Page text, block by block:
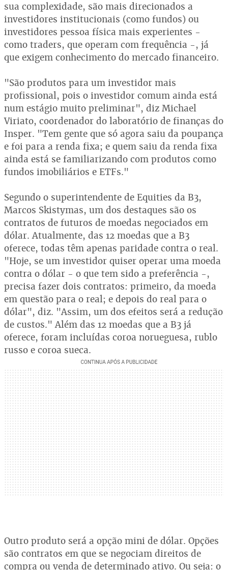
sua complexidade, são mais direcionados a
investidores institucionais (como fundos) ou
investidores pessoa física mais experientes -
como traders, que operam com frequência -, já
que exigem conhecimento do mercado financeiro.
"São produtos para um investidor mais
profissional, pois o investidor comum ainda está
num estágio muito preliminar", diz Michael
Viriato, coordenador do laboratório de finanças do
Insper. "Tem gente que só agora saiu da poupança
e foi para a renda fixa; e quem saiu da renda fixa
ainda está se familiarizando com produtos como
fundos imobiliários e ETFs."
Segundo o superintendente de Equities da B3,
Marcos Skistymas, um dos destaques são os
contratos de futuros de moedas negociados em
dólar. Atualmente, das 12 moedas que a B3
oferece, todas têm apenas paridade contra o real.
"Hoje, se um investidor quiser operar uma moeda
contra o dólar - o que tem sido a preferência -,
precisa fazer dois contratos: primeiro, da moeda
em questão para o real; e depois do real para o
dólar", diz. "Assim, um dos efeitos será a redução
de custos." Além das 12 moedas que a B3 já
oferece, foram incluídas coroa norueguesa, rublo
russo e coroa sueca.
Outro produto será a opção mini de dólar. Opções
são contratos em que se negociam direitos de
compra ou venda de determinado ativo. Ou seja: o